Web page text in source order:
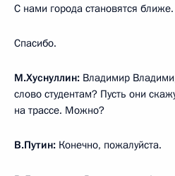
С нами города становятся ближе.
Спасибо.
М.Хуснуллин: Владимир
слово студентам? Пусть они
на трассе. Можно?
В.Путин: Конечно, пожалуйста.